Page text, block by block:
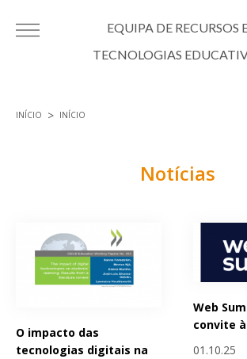
EQUIPA DE RECURSOS
TECNOLOGIAS
INÍCIO INÍCIO
Notícias
O impacto das
tecnologias digitais na
Web
convite
01.10.25
Páginas